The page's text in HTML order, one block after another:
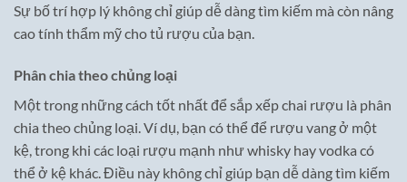
Sự bố trí hợp lý không chỉ giúp dễ dàng tìm kiếm mà còn nâng
cao tính thẩm mỹ cho tủ rượu của bạn.
Phân chia theo chủng loại
Một trong những cách tốt nhất để sắp xếp chai rượu là phân
chia theo chủng loại. Ví dụ, bạn có thể để rượu vang ở một
kệ, trong khi các loại rượu mạnh như whisky hay vodka có
thể ở kệ khác. Điều này không chỉ giúp bạn dễ dàng tìm kiếm